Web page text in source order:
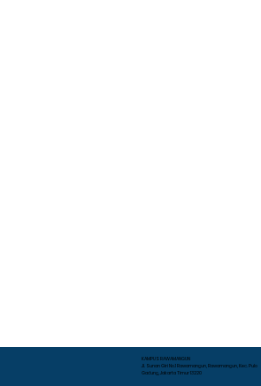
KAMPUS RAWAMANGUN
Jl. Sunan Giri No.1 Rawamangun, Rawamangun, Kec. Pulo
Gadung, Jakarta Timur 13220